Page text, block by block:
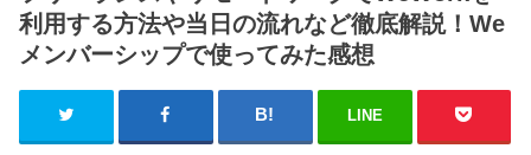
利用する方法や当日の流れなど徹底解説！We
メンバーシップで使ってみた感想
LINE